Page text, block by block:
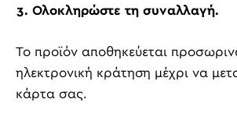
Ολοκληρώστε τη συναλλαγή.
Το προϊόν αποθηκεύεται
ηλεκτρονική κράτηση μέχρι να
κάρτα σας.